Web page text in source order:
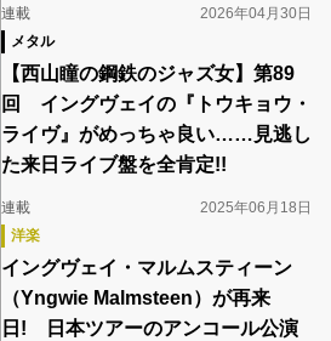
連載
2026年04月30日
メタル
【西山瞳の鋼鉄のジャズ女】第89
回 イングヴェイの『トウキョウ・
ライヴ』がめっちゃ良い……見逃し
た来日ライブ盤を全肯定!!
連載
2025年06月18日
洋楽
イングヴェイ・マルムスティーン
（Yngwie Malmsteen）が再来
日! 日本ツアーのアンコール公演